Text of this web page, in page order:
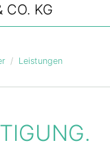
Leistungen